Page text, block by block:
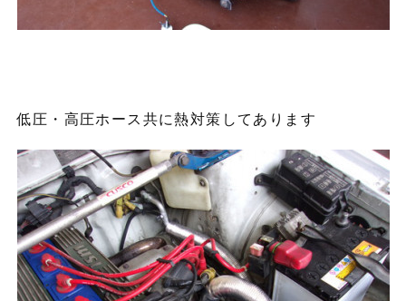
低圧・高圧ホース共に熱対策してあります